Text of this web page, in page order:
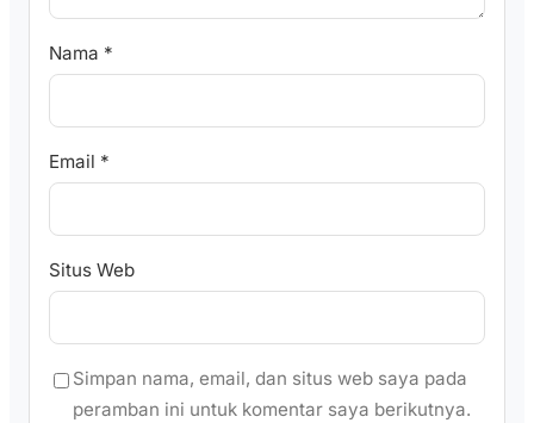
Nama *
Email *
Situs Web
Simpan nama, email, dan situs web saya pada
peramban ini untuk komentar saya berikutnya.